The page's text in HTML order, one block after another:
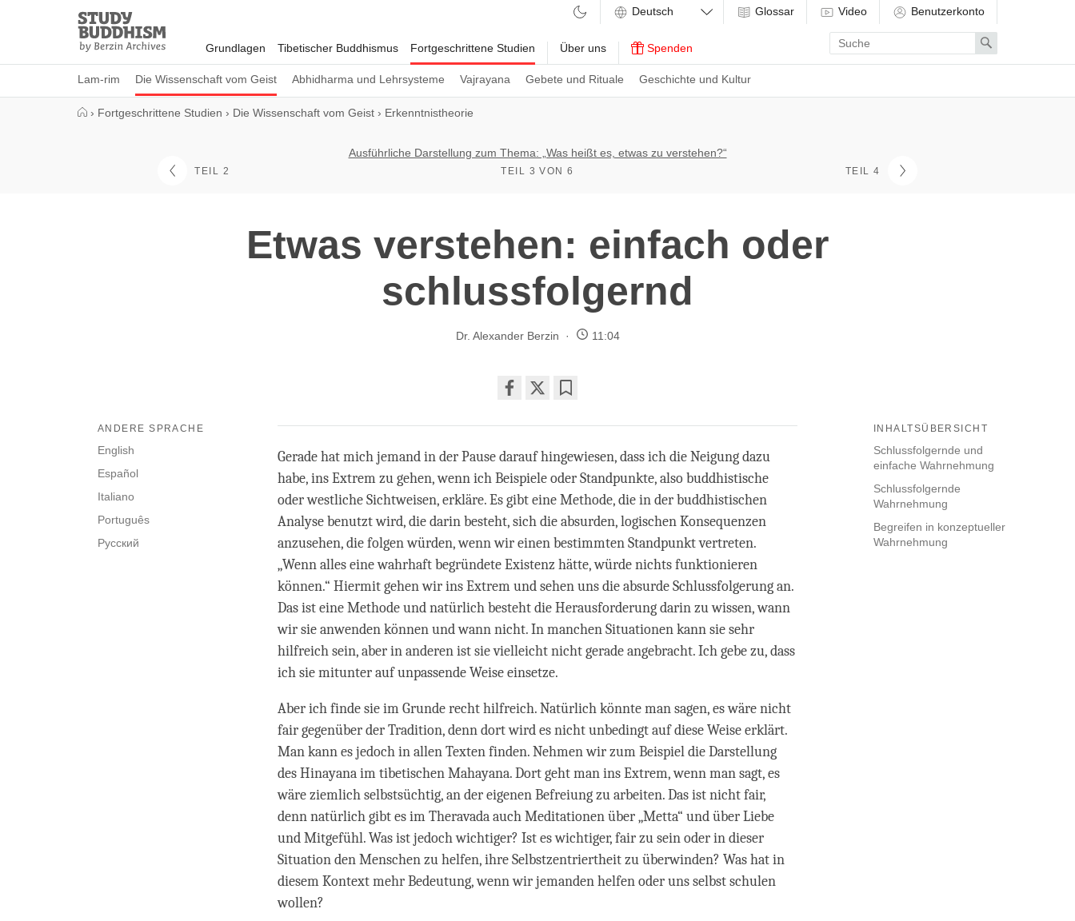
Study
Buddhism
Home
Grundlagen Tibetischer Buddhismus Fortgeschrittene Studien
Lam-rim Die Wissenschaft vom Geist Abhidharma und Lehrsysteme Vajrayana Gebete und Rituale Geschichte und Kultur
Über uns Spenden
Glossar Video Benutzerkonto
Enter
search
term
Search
› Fortgeschrittene Studien › Die Wissenschaft vom Geist › Erkenntnistheorie
TEIL 2
Ausführliche Darstellung zum Thema: „Was heißt es, etwas zu verstehen?“
TEIL 3 VON 6 TEIL 4
Etwas verstehen: einfach oder
schlussfolgernd
Dr. Alexander Berzin 11:04
on
facebook
INHALTSÜBERSICHT
Schlussfolgernde und
einfache Wahrnehmung
Schlussfolgernde
Wahrnehmung
Begreifen in konzeptueller
Wahrnehmung
ANDERE SPRACHE
English
Español
Italiano
Português
Русский
Gerade hat mich jemand in der Pause darauf hingewiesen, dass ich die Neigung dazu
habe, ins Extrem zu gehen, wenn ich Beispiele oder Standpunkte, also buddhistische
oder westliche Sichtweisen, erkläre. Es gibt eine Methode, die in der buddhistischen
Analyse benutzt wird, die darin besteht, sich die absurden, logischen Konsequenzen
anzusehen, die folgen würden, wenn wir einen bestimmten Standpunkt vertreten.
„Wenn alles eine wahrhaft begründete Existenz hätte, würde nichts funktionieren
können.“ Hiermit gehen wir ins Extrem und sehen uns die absurde Schlussfolgerung an.
Das ist eine Methode und natürlich besteht die Herausforderung darin zu wissen, wann
wir sie anwenden können und wann nicht. In manchen Situationen kann sie sehr
hilfreich sein, aber in anderen ist sie vielleicht nicht gerade angebracht. Ich gebe zu, dass
ich sie mitunter auf unpassende Weise einsetze.
Aber ich finde sie im Grunde recht hilfreich. Natürlich könnte man sagen, es wäre nicht
fair gegenüber der Tradition, denn dort wird es nicht unbedingt auf diese Weise erklärt.
Man kann es jedoch in allen Texten finden. Nehmen wir zum Beispiel die Darstellung
des Hinayana im tibetischen Mahayana. Dort geht man ins Extrem, wenn man sagt, es
wäre ziemlich selbstsüchtig, an der eigenen Befreiung zu arbeiten. Das ist nicht fair,
denn natürlich gibt es im Theravada auch Meditationen über „Metta“ und über Liebe
und Mitgefühl. Was ist jedoch wichtiger? Ist es wichtiger, fair zu sein oder in dieser
Situation den Menschen zu helfen, ihre Selbstzentriertheit zu überwinden? Was hat in
diesem Kontext mehr Bedeutung, wenn wir jemanden helfen oder uns selbst schulen
wollen?